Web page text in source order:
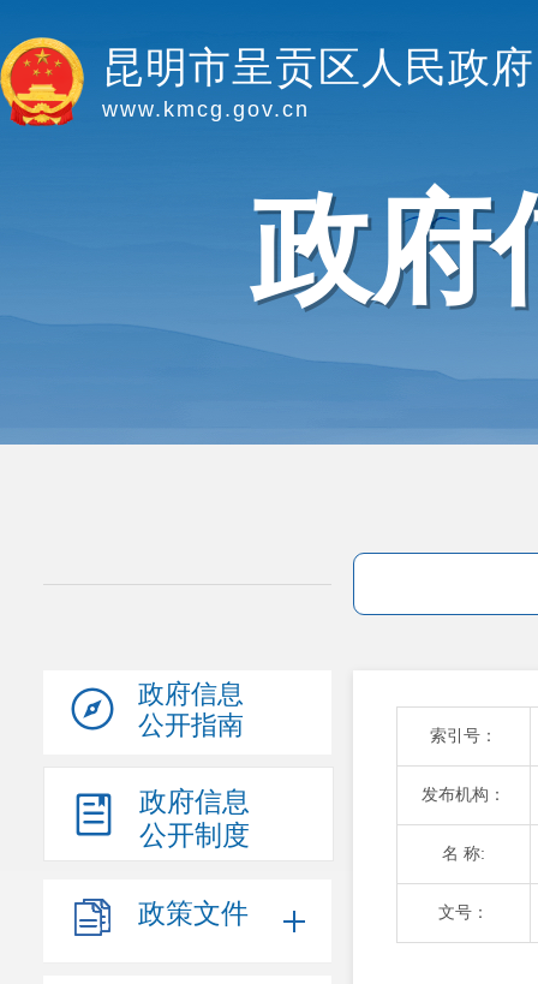
昆明市呈贡区人民政府
www.kmcg.gov.cn
政府
政府信息
公开指南
政府信息
公开制度
政策文件
索引号：
发布机构：
名 称:
文号：